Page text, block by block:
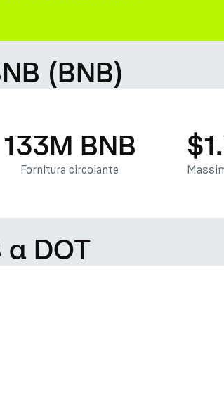
(BNB)
133M BNB
Fornitura circolante
DOT